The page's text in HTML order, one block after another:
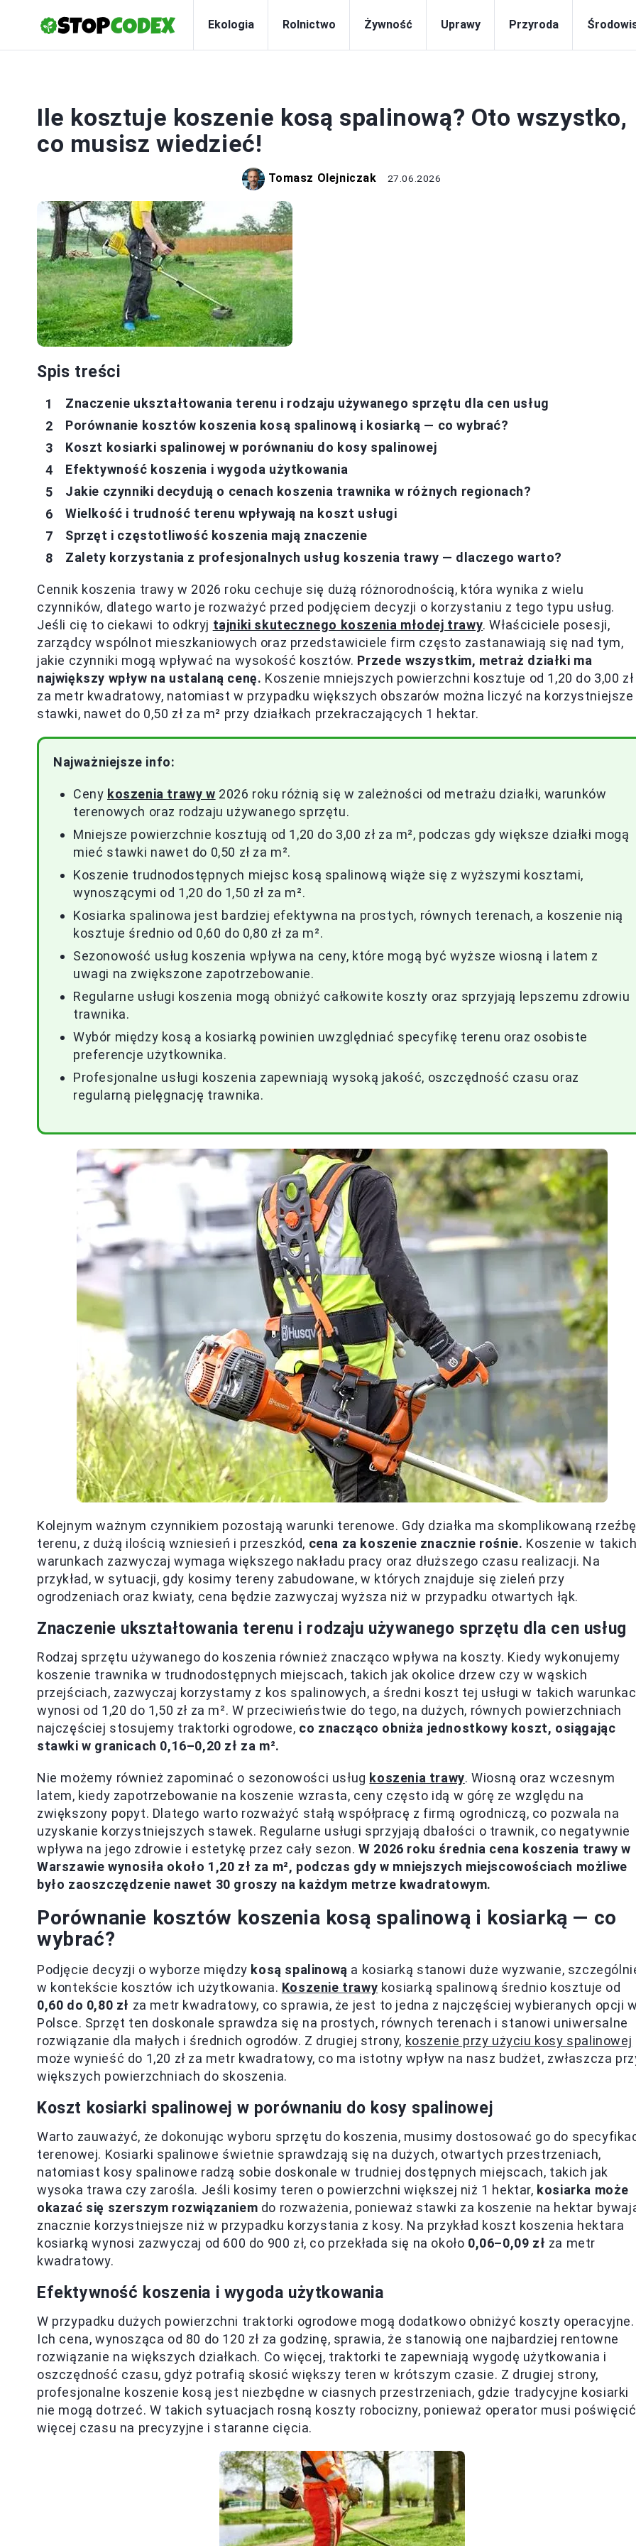
Ekologia Rolnictwo Żywność Uprawy Przyroda
Ile kosztuje koszenie kosą spalinową? Oto wszystko,
co musisz wiedzieć!
Tomasz Olejniczak 27.06.2026
Spis treści
Znaczenie ukształtowania terenu i rodzaju używanego sprzętu dla cen usług
Porównanie kosztów koszenia kosą spalinową i kosiarką — co wybrać?
Koszt kosiarki spalinowej w porównaniu do kosy spalinowej
Efektywność koszenia i wygoda użytkowania
Jakie czynniki decydują o cenach koszenia trawnika w różnych regionach?
Wielkość i trudność terenu wpływają na koszt usługi
Sprzęt i częstotliwość koszenia mają znaczenie
Zalety korzystania z profesjonalnych usług koszenia trawy — dlaczego warto?
Cennik koszenia trawy w 2026 roku cechuje się dużą różnorodnością, która wynika z wielu
czynników, dlatego warto je rozważyć przed podjęciem decyzji o korzystaniu z tego typu usług.
Jeśli cię to ciekawi to odkryj tajniki skutecznego koszenia młodej trawy. Właściciele posesji,
zarządcy wspólnot mieszkaniowych oraz przedstawiciele firm często zastanawiają się nad tym,
jakie czynniki mogą wpływać na wysokość kosztów. Przede wszystkim, metraż działki ma
największy wpływ na ustalaną cenę. Koszenie mniejszych powierzchni kosztuje od 1,20 do 3,00 zł
za metr kwadratowy, natomiast w przypadku większych obszarów można liczyć na korzystniejsze
stawki, nawet do 0,50 zł za m² przy działkach przekraczających 1 hektar.
Najważniejsze info:
Ceny koszenia trawy w 2026 roku różnią się w zależności od metrażu działki, warunków
terenowych oraz rodzaju używanego sprzętu.
Mniejsze powierzchnie kosztują od 1,20 do 3,00 zł za m², podczas gdy większe działki mogą
mieć stawki nawet do 0,50 zł za m².
Koszenie trudnodostępnych miejsc kosą spalinową wiąże się z wyższymi kosztami,
wynoszącymi od 1,20 do 1,50 zł za m².
Kosiarka spalinowa jest bardziej efektywna na prostych, równych terenach, a koszenie nią
kosztuje średnio od 0,60 do 0,80 zł za m².
Sezonowość usług koszenia wpływa na ceny, które mogą być wyższe wiosną i latem z
uwagi na zwiększone zapotrzebowanie.
Regularne usługi koszenia mogą obniżyć całkowite koszty oraz sprzyjają lepszemu zdrowiu
trawnika.
Wybór między kosą a kosiarką powinien uwzględniać specyfikę terenu oraz osobiste
preferencje użytkownika.
Profesjonalne usługi koszenia zapewniają wysoką jakość, oszczędność czasu oraz
regularną pielęgnację trawnika.
Kolejnym ważnym czynnikiem pozostają warunki terenowe. Gdy działka ma skomplikowaną rzeźbę
terenu, z dużą ilością wzniesień i przeszkód, cena za koszenie znacznie rośnie. Koszenie w
warunkach zazwyczaj wymaga większego nakładu pracy oraz dłuższego czasu realizacji. Na
przykład, w sytuacji, gdy kosimy tereny zabudowane, w których znajduje się zieleń przy
ogrodzeniach oraz kwiaty, cena będzie zazwyczaj wyższa niż w przypadku otwartych łąk.
Znaczenie ukształtowania terenu i rodzaju używanego sprzętu dla cen usług
Rodzaj sprzętu używanego do koszenia również znacząco wpływa na koszty. Kiedy wykonujemy
koszenie trawnika w trudnodostępnych miejscach, takich jak okolice drzew czy w wąskich
przejściach, zazwyczaj korzystamy z kos spalinowych, a średni koszt tej usługi w takich
wynosi od 1,20 do 1,50 zł za m². W przeciwieństwie do tego, na dużych, równych powierzchniach
najczęściej stosujemy traktorki ogrodowe, co znacząco obniża jednostkowy koszt, osiągając
stawki w granicach 0,16–0,20 zł za m².
Nie możemy również zapominać o sezonowości usług koszenia trawy. Wiosną oraz wczesnym
latem, kiedy zapotrzebowanie na koszenie wzrasta, ceny często idą w górę ze względu na
zwiększony popyt. Dlatego warto rozważyć stałą współpracę z firmą ogrodniczą, co pozwala na
uzyskanie korzystniejszych stawek. Regularne usługi sprzyjają dbałości o trawnik, co negatywnie
wpływa na jego zdrowie i estetykę przez cały sezon.W 2026 roku średnia cena koszenia trawy w
Warszawie wynosiła około 1,20 zł za m², podczas gdy w mniejszych miejscowościach możliwe
było zaoszczędzenie nawet 30 groszy na każdym metrze kwadratowym.
Porównanie kosztów koszenia kosą spalinową i kosiarką — co
wybrać?
Podjęcie decyzji o wyborze między kosą spalinową a kosiarką stanowi duże wyzwanie,
w kontekście kosztów ich użytkowania. Koszenie trawy kosiarką spalinową średnio kosztuje od
0,60 do 0,80 zł za metr kwadratowy, co sprawia, że jest to jedna z najczęściej wybieranych opcji
Polsce. Sprzęt ten doskonale sprawdza się na prostych, równych terenach i stanowi uniwersalne
rozwiązanie dla małych i średnich ogrodów. Z drugiej strony, koszenie przy użyciu kosy spalinowej
może wynieść do 1,20 zł za metr kwadratowy, co ma istotny wpływ na nasz budżet, zwłaszcza
większych powierzchniach do skoszenia.
Koszt kosiarki spalinowej w porównaniu do kosy spalinowej
Warto zauważyć, że dokonując wyboru sprzętu do koszenia, musimy dostosować go do
terenowej. Kosiarki spalinowe świetnie sprawdzają się na dużych, otwartych przestrzeniach,
natomiast kosy spalinowe radzą sobie doskonale w trudniej dostępnych miejscach, takich jak
wysoka trawa czy zarośla. Jeśli kosimy teren o powierzchni większej niż 1 hektar, kosiarka może
okazać się szerszym rozwiązaniem do rozważenia, ponieważ stawki za koszenie na hektar
znacznie korzystniejsze niż w przypadku korzystania z kosy. Na przykład koszt koszenia hektara
kosiarką wynosi zazwyczaj od 600 do 900 zł, co przekłada się na około 0,06–0,09 zł za metr
kwadratowy.
Efektywność koszenia i wygoda użytkowania
W przypadku dużych powierzchni traktorki ogrodowe mogą dodatkowo obniżyć koszty operacyjne.
Ich cena, wynosząca od 80 do 120 zł za godzinę, sprawia, że stanowią one najbardziej rentowne
rozwiązanie na większych działkach. Co więcej, traktorki te zapewniają wygodę użytkowania i
oszczędność czasu, gdyż potrafią skosić większy teren w krótszym czasie. Z drugiej strony,
profesjonalne koszenie kosą jest niezbędne w ciasnych przestrzeniach, gdzie tradycyjne kosiarki
nie mogą dotrzeć. W takich sytuacjach rosną koszty robocizny, ponieważ operator musi poświęcić
więcej czasu na precyzyjne i staranne cięcia.